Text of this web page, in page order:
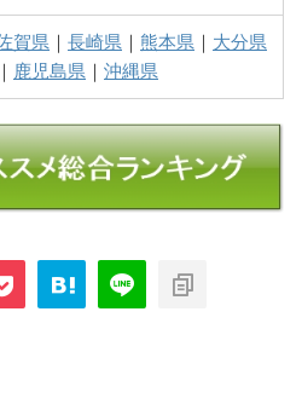
賀県 ｜ 長崎県 ｜ 熊本県 ｜ 大分県
｜ 鹿児島県 ｜ 沖縄県